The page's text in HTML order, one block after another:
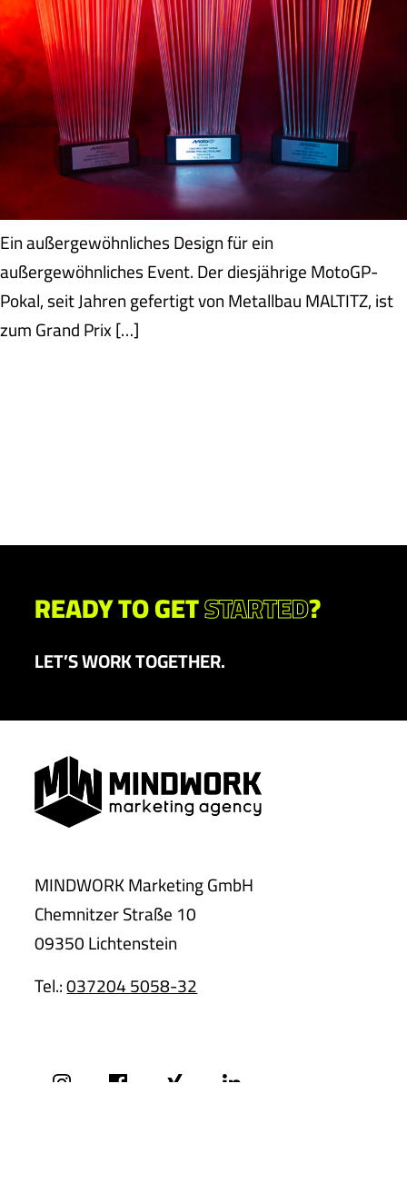
Ein außergewöhnliches Design für ein
außergewöhnliches Event. Der diesjährige MotoGP-
Pokal, seit Jahren gefertigt von Metallbau MALTITZ, ist
zum Grand Prix […]
READY TO GETSTARTED?
LET’S WORK TOGETHER.
MINDWORK Marketing GmbH
Chemnitzer Straße 10
09350 Lichtenstein
Tel.:037204 5058-32